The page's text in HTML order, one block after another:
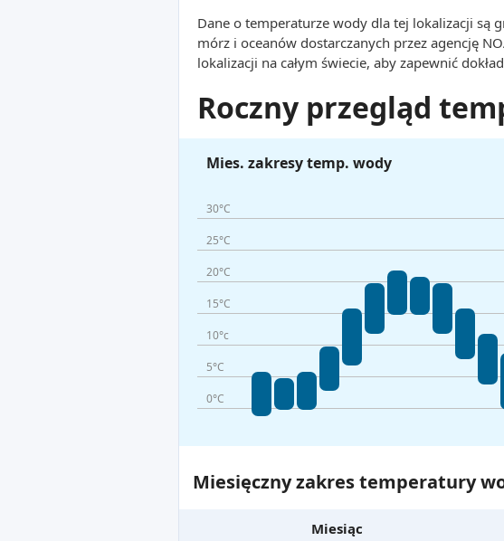
Dane o temperaturze wody dla tej lokalizacji są
mórz i oceanów dostarczanych przez agencję
lokalizacji na całym świecie, aby zapewnić
Roczny przegląd
Mies. zakresy temp. wody
30°C
25°C
20°C
15°C
10°c
5°C
0°C
Miesięczny zakres temperatury
Miesiąc